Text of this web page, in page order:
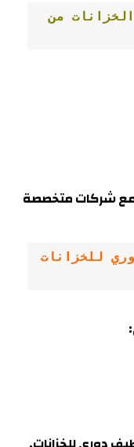
لماذا تختلف جودة تنظيف الخزانات من
مع شركات متخصصة